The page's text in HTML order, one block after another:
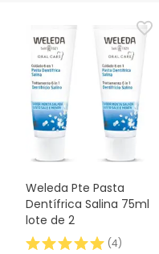
Weleda Pte Pasta
Dentífrica Salina 75ml
lote de 2
(4)